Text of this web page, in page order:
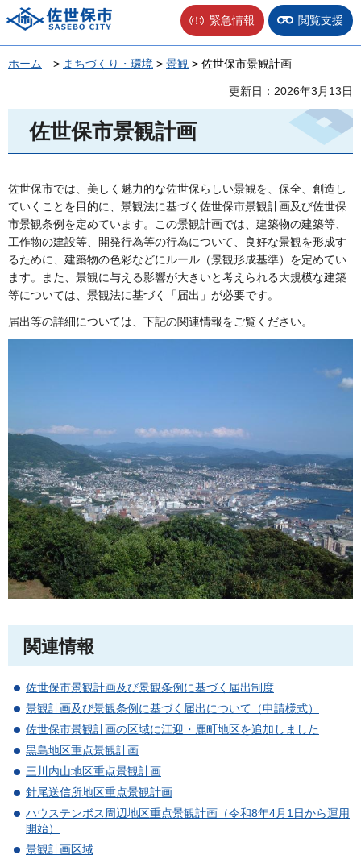
佐世保市 緊急情報 閲覧支援
ホーム > まちづくり・環境 > 景観 > 佐世保市景観計画
更新日：2026年3月13日
佐世保市景観計画
佐世保市では、美しく魅力的な佐世保らしい景観を、保全、創造し
ていくことを目的に、景観法に基づく佐世保市景観計画及び佐世保
市景観条例を定めています。この景観計画では、建築物の建築等、
工作物の建設等、開発行為等の行為について、良好な景観を形成す
るために、建築物の色彩などにルール（景観形成基準）を定めてい
ます。また、景観に与える影響が大きいと考えられる大規模な建築
等については、景観法に基づく「届出」が必要です。
届出等の詳細については、下記の関連情報をご覧ください。
関連情報
佐世保市景観計画及び景観条例に基づく届出制度
景観計画及び景観条例に基づく届出について（申請様式）
佐世保市景観計画の区域に江迎・鹿町地区を追加しました
黒島地区重点景観計画
三川内山地区重点景観計画
針尾送信所地区重点景観計画
ハウステンボス周辺地区重点景観計画（令和8年4月1日から運用
開始）
景観計画区域